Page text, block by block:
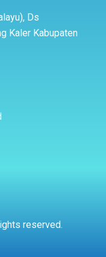
Ds
Kaler Kabupaten
reserved.